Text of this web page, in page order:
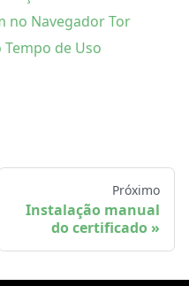
no Navegador Tor
de Uso
Próximo
Instalação manual
do certificado